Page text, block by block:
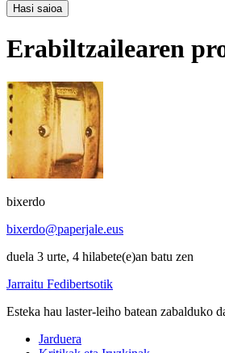
Hasi saioa
Erabiltzailearen
bixerdo
bixerdo@paperjale.eus
duela 3 urte, 4 hilabete(e)an batu zen
Jarraitu Fedibertsotik
Esteka hau laster-leiho batean zabalduko
Jarduera